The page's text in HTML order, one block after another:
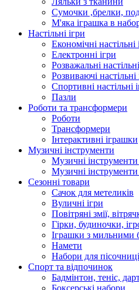
Сумочки ,брелки,
М'яка іграшка в
Настільні ігри
Економічні настільні
Електронні ігри
Розважальні
Розвиваючі настільні
Спортивні настільні
Пазли
Роботи та трансформери
Роботи
Трансформери
Інтерактивні іграшки
Музичні інструменти
Музичні інструменти
Музичні інструменти
Сезонні товари
Сачок для метеликів
Вуличні ігри
Повітряні змії,
Гірки, будиночки,
Іграшки з мильними
Намети
Набори для пісочниці
Спорт та відпочинок
Бадмінтон, теніс,
Боксерські набори